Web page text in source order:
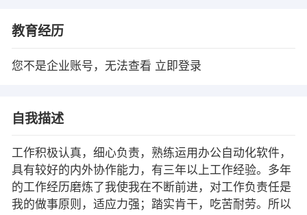
教育经历
您不是企业账号，无法查看 立即登录
自我描述
工作积极认真，细心负责，熟练运用办公自动化软件，
具有较好的内外协作能力，有三年以上工作经验。多年
的工作经历磨炼了我使我在不断前进，对工作负责任是
我的做事原则，适应力强；踏实肯干，吃苦耐劳。所以